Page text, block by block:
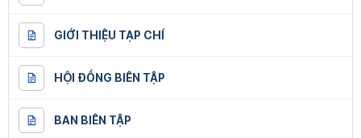
GIỚI THIỆU TẠP CHÍ
HỘI ĐỒNG BIÊN TẬP
BAN BIÊN TẬP